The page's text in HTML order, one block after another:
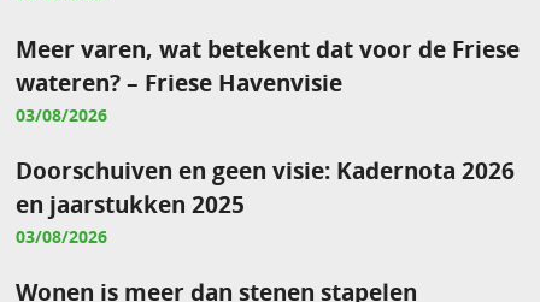
Meer varen, wat betekent dat voor de Friese
wateren? – Friese Havenvisie
03/08/2026
Doorschuiven en geen visie: Kadernota 2026
en jaarstukken 2025
03/08/2026
Wonen is meer dan stenen stapelen